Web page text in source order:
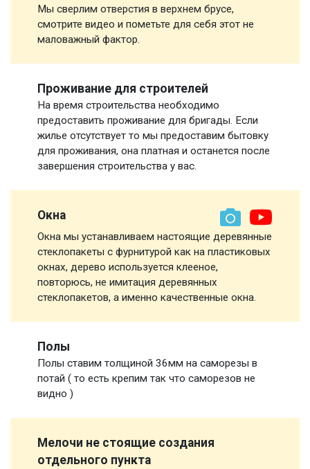
Мы сверлим отверстия в верхнем брусе,
смотрите видео и пометьте для себя этот не
маловажный фактор.
Проживание для строителей
На время строительства необходимо
предоставить проживание для бригады. Если
жилье отсутствует то мы предоставим бытовку
для проживания, она платная и останется после
завершения строительства у вас.
Окна
Окна мы устанавливаем настоящие деревянные
стеклопакеты с фурнитурой как на пластиковых
окнах, дерево используется клееное,
повторюсь, не имитация деревянных
стеклопакетов, а именно качественные окна.
Полы
Полы ставим толщиной 36мм на саморезы в
потай ( то есть крепим так что саморезов не
видно )
Мелочи не стоящие создания
отдельного пункта